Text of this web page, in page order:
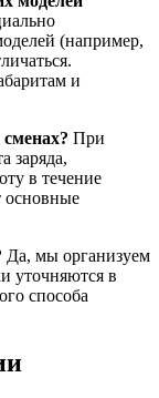
(например,
и
При
заряда,
в течение
основные
Да, мы организуем
уточняются в
способа